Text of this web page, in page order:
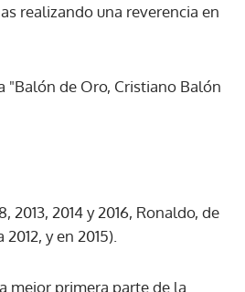
realizando una reverencia en
"Balón de Oro, Cristiano Balón
2014 y 2016, Ronaldo, de
y en 2015).
mejor primera parte de la